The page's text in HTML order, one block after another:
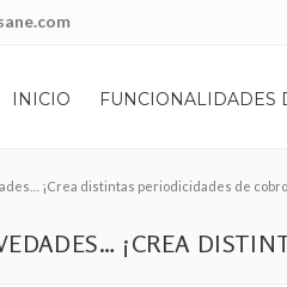
INICIO FUNCIONALIDADES
¡Crea distintas periodicidades de
¡CREA